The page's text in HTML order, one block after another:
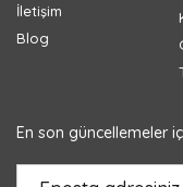
İletişim
Blog
En son güncellemeler